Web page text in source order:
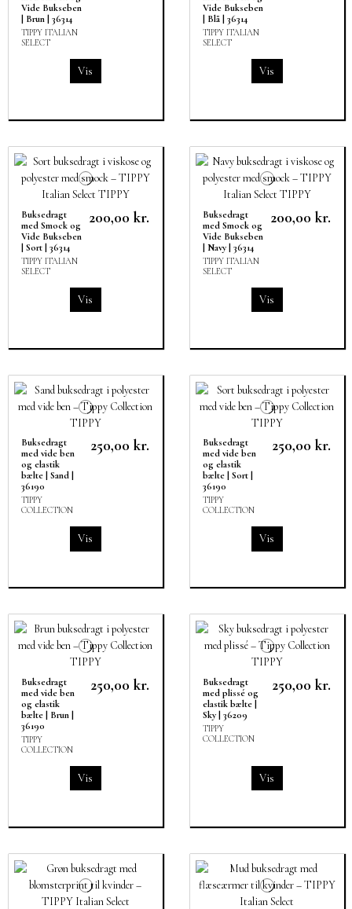
Vide Bukseben
| Brun | 36314
TIPPY ITALIAN
SELECT
Vis
Vide Bukseben
| Blå | 36314
TIPPY ITALIAN
SELECT
Vis
Buksedragt
med Smock og
Vide Bukseben
| Sort | 36314
TIPPY ITALIAN
SELECT
200,00 kr.
Vis
Buksedragt
med Smock og
Vide Bukseben
| Navy | 36314
TIPPY ITALIAN
SELECT
200,00 kr.
Vis
Buksedragt
med vide ben
og elastik
bælte | Sand |
36190
TIPPY
COLLECTION
250,00 kr.
Vis
Buksedragt
med vide ben
og elastik
bælte | Sort |
36190
TIPPY
COLLECTION
250,00 kr.
Vis
Buksedragt
med vide ben
og elastik
bælte | Brun |
36190
TIPPY
COLLECTION
250,00 kr.
Vis
Buksedragt
med plissé og
elastik bælte |
Sky | 36209
TIPPY
COLLECTION
250,00 kr.
Vis